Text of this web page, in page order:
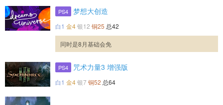
PS4 梦想大创造
白1 金4银12 铜25 总42
同时是8月基础会免
PS4 咒术力量3 增强版
白1 金4银7 铜52 总64